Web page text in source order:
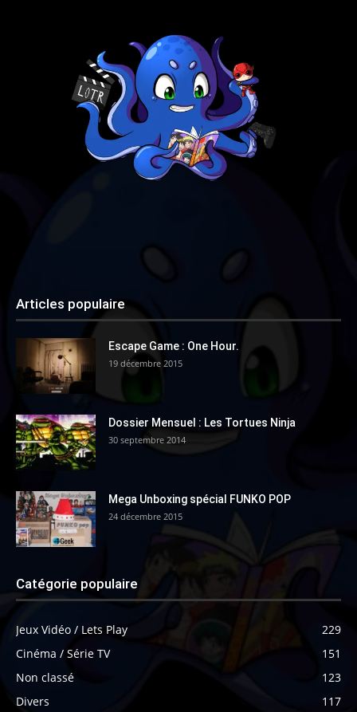
Articles populaire
Escape Game : One Hour.
19 décembre 2015
Dossier Mensuel : Les Tortues Ninja
30 septembre 2014
Mega Unboxing spécial FUNKO POP
24 décembre 2015
Catégorie populaire
Jeux Vidéo / Lets Play
229
Cinéma / Série TV
151
Non classé
123
Divers
117